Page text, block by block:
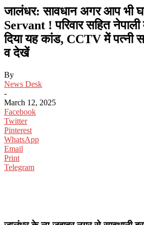
जालंधर: सावधान अगर आप भी
Servant ! परिवार सहित
दिया यह कांड, CCTV में
व देखें
By
News Desk
-
March 12, 2025
Facebook
Twitter
Pinterest
WhatsApp
Email
Print
Telegram